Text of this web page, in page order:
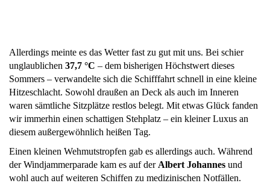
Allerdings meinte es das Wetter fast zu gut mit uns. Bei schier
unglaublichen 37,7 °C – dem bisherigen Höchstwert dieses
Sommers – verwandelte sich die Schifffahrt schnell in eine kleine
Hitzeschlacht. Sowohl draußen an Deck als auch im Inneren
waren sämtliche Sitzplätze restlos belegt. Mit etwas Glück fanden
wir immerhin einen schattigen Stehplatz – ein kleiner Luxus an
diesem außergewöhnlich heißen Tag.
Einen kleinen Wehmutstropfen gab es allerdings auch. Während
der Windjammerparade kam es auf der Albert Johannes und
wohl auch auf weiteren Schiffen zu medizinischen Notfällen.